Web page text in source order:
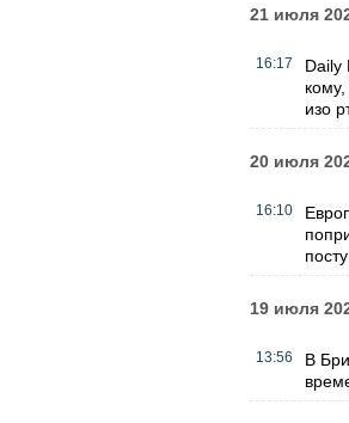
21 июля
16:17
Daily
изо
20 июля
16:10
19 июля
13:56
В